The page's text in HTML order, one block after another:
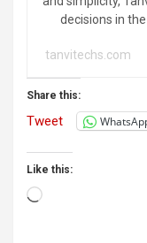
decisions in
tanvitechs.com
Share this:
Tweet
Like this:
Loading…